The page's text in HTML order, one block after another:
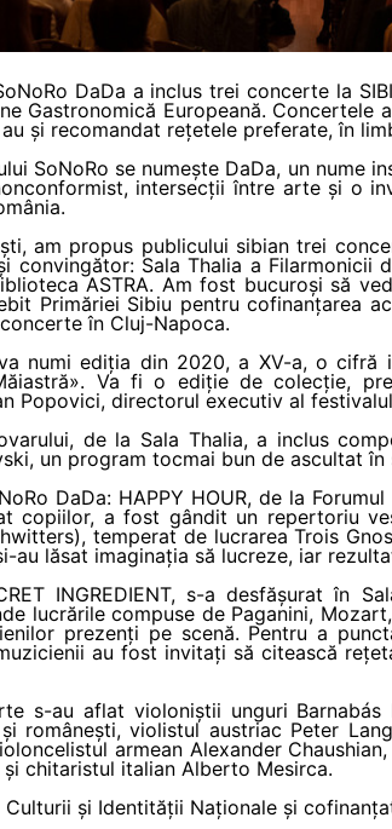
DaDa a inclus trei concerte la
Gastronomică Europeană.
și recomandat rețetele preferate, în
SoNoRo se numește DaDa, un nume
intersecții între arte și o
am propus publicului sibian trei
convingător: Sala Thalia a Filarmonicii
ASTRA. Am fost bucuroși să
Primăriei Sibiu pentru cofinanțarea
în Cluj-Napoca.
numi ediția din 2020, a XV-a, o cifră
Va fi o ediție de colecție,
Popovici, directorul executiv al
de la Sala Thalia, a inclus
un program tocmai bun de ascultat
DaDa: HAPPY HOUR, de la
copiilor, a fost gândit un repertoriu
temperat de lucrarea Trois
au lăsat imaginația să lucreze, iar
INGREDIENT, s-a desfășurat în
lucrările compuse de Paganini,
prezenți pe scenă. Pentru a
au fost invitați să citească
s-au aflat violoniștii unguri Barnabás
românești, violistul austriac Peter
armean Alexander
chitaristul italian Alberto Mesirca.
și Identității Naționale și